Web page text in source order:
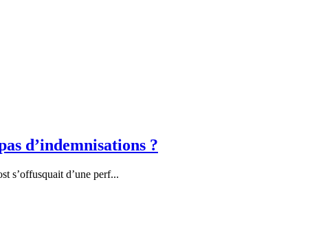
d’indemnisations ?
s’offusquait d’une perf...